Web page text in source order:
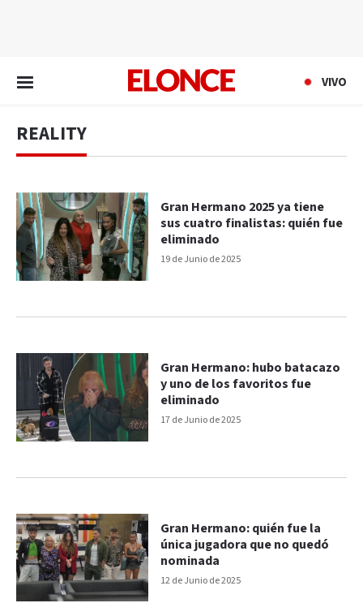
VIVO
REALITY
19 de Junio de 2025
Gran Hermano 2025 ya tiene
sus cuatro finalistas: quién fue
eliminado
17 de Junio de 2025
Gran Hermano: hubo batacazo
y uno de los favoritos fue
eliminado
12 de Junio de 2025
Gran Hermano: quién fue la
única jugadora que no quedó
nominada